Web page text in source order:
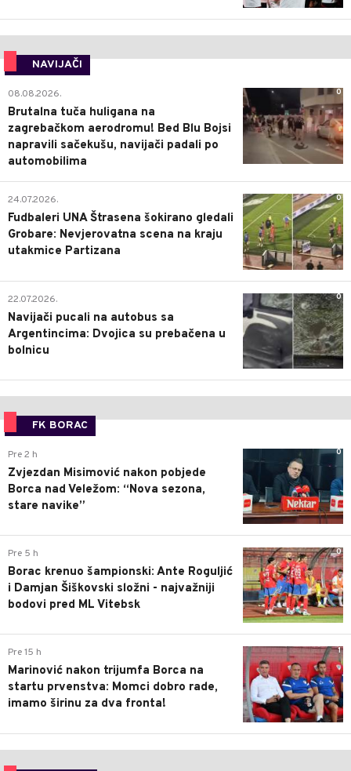
NAVIJAČI
0
08.08.2026.
Brutalna tuča huligana na
zagrebačkom aerodromu! Bed Blu Bojsi
napravili sačekušu, navijači padali po
automobilima
0
24.07.2026.
Fudbaleri UNA Štrasena šokirano gledali
Grobare: Nevjerovatna scena na kraju
utakmice Partizana
0
22.07.2026.
Navijači pucali na autobus sa
Argentincima: Dvojica su prebačena u
bolnicu
FK BORAC
0
Pre 2 h
Zvjezdan Misimović nakon pobjede
Borca nad Veležom: “Nova sezona,
stare navike”
0
Pre 5 h
Borac krenuo šampionski: Ante Roguljić
i Damjan Šiškovski složni - najvažniji
bodovi pred ML Vitebsk
1
Pre 15 h
Marinović nakon trijumfa Borca na
startu prvenstva: Momci dobro rade,
imamo širinu za dva fronta!